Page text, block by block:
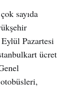
sayıda
Eylül Pazartesi
ücret